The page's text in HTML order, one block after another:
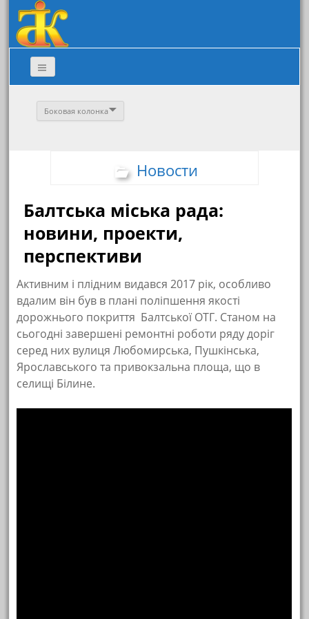
Боковая колонка
Новости
Балтська міська рада:
новини, проекти,
перспективи
Активним і плідним видався 2017 рік, особливо
вдалим він був в плані поліпшення якості
дорожнього покриття Балтської ОТГ. Станом на
сьогодні завершені ремонтні роботи ряду доріг
серед них вулиця Любомирська, Пушкінська,
Ярославського та привокзальна площа, що в
селищі Білине.